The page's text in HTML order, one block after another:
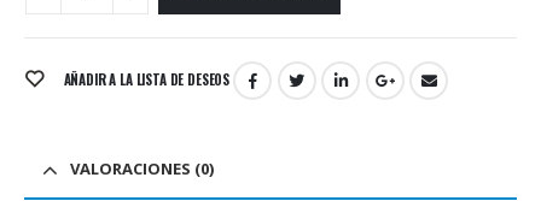
AÑADIR A LA LISTA DE DESEOS
VALORACIONES (0)